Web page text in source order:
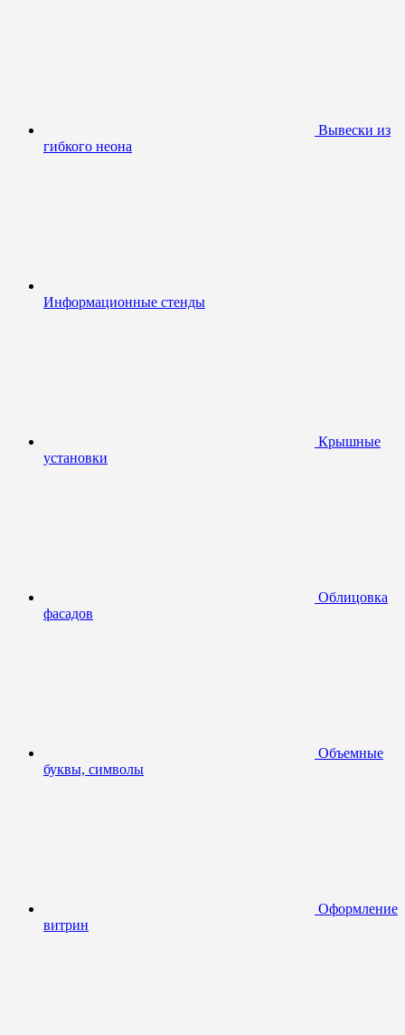
Вывески из
гибкого неона
Информационные стенды
Крышные
установки
Облицовка
фасадов
Объемные
буквы, символы
Оформление
витрин